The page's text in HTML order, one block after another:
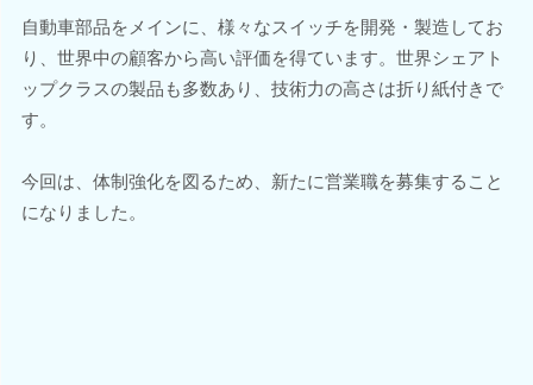
自動車部品をメインに、様々なスイッチを開発・製造してお
り、世界中の顧客から高い評価を得ています。世界シェアト
ップクラスの製品も多数あり、技術力の高さは折り紙付きで
す。
今回は、体制強化を図るため、新たに営業職を募集すること
になりました。